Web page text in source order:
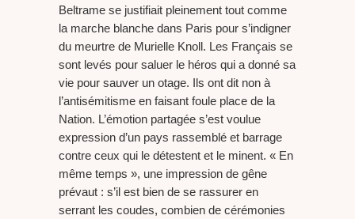
Beltrame se justifiait pleinement tout comme
la marche blanche dans Paris pour s’indigner
du meurtre de Murielle Knoll. Les Français se
sont levés pour saluer le héros qui a donné sa
vie pour sauver un otage. Ils ont dit non à
l’antisémitisme en faisant foule place de la
Nation. L’émotion partagée s’est voulue
expression d’un pays rassemblé et barrage
contre ceux qui le détestent et le minent. « En
même temps », une impression de gêne
prévaut : s’il est bien de se rassurer en
serrant les coudes, combien de cérémonies